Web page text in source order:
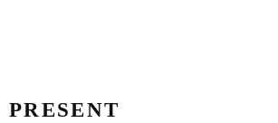
PRESENT